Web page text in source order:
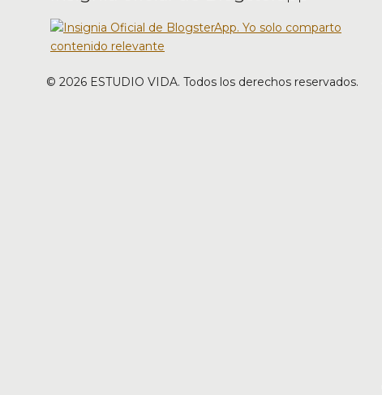
© 2026 ESTUDIO VIDA. Todos los derechos reservados.